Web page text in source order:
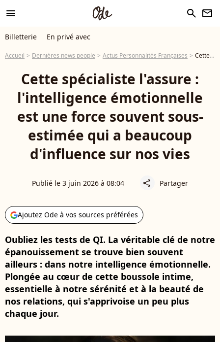
menu search newsletter
Billetterie En privé avec
Accueil Dernières news people Actus Personnalités Françaises Cette spécialiste l'assure : l'intelligence émotionnelle est une force souvent sous-estimée qui a beaucoup d'influence sur nos vies
Cette spécialiste l'assure :
l'intelligence émotionnelle
est une force souvent sous-
estimée qui a beaucoup
d'influence sur nos vies
Publié le 3 juin 2026 à 08:04 share Partager
Ajoutez Ode à vos sources préférées
Oubliez les tests de QI. La véritable clé de notre
épanouissement se trouve bien souvent
ailleurs : dans notre intelligence émotionnelle.
Plongée au cœur de cette boussole intime,
essentielle à notre sérénité et à la beauté de
nos relations, qui s'apprivoise un peu plus
chaque jour.